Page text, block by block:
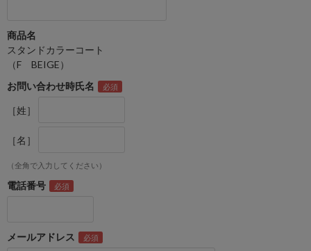
商品名
スタンドカラーコート
（F BEIGE）
お問い合わせ時氏名
［姓］
［名］
（全角で入力してください）
電話番号
メールアドレス